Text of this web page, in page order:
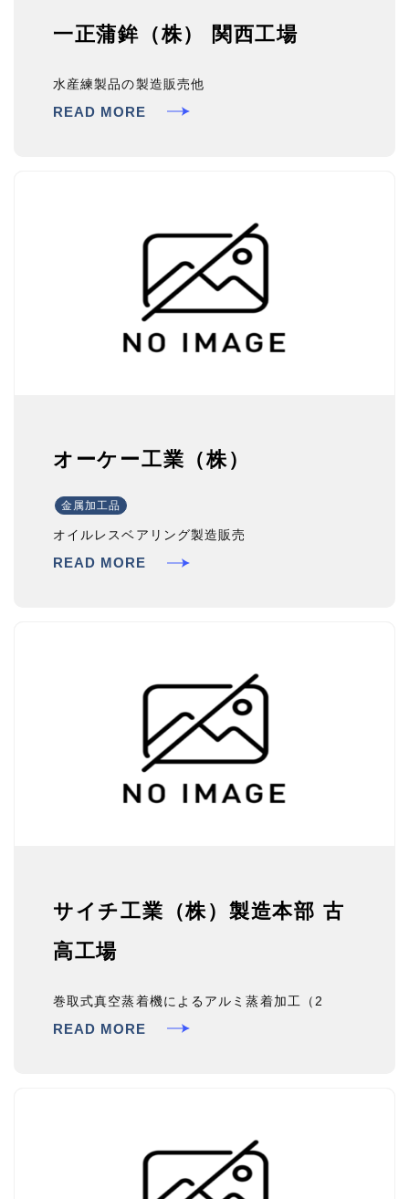
一正蒲鉾（株） 関西工場
水産練製品の製造販売他
READ MORE
オーケー工業（株）
金属加工品
オイルレスベアリング製造販売
READ MORE
サイチ工業（株）製造本部 古
高工場
巻取式真空蒸着機によるアルミ蒸着加工（2
READ MORE